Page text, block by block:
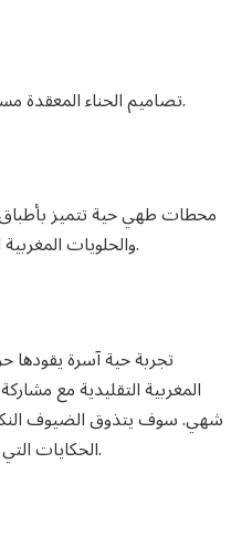
تصاميم الحناء المعقدة مستوحاة من الفن المغربي الأصيل.
محطات طهي حية تتميز
والحلويات المغربية التقليدية، مصحوبة برؤى ثقافية.
تجربة حية آسرة يقودها
المغربية التقليدية مع
شهي. سوف يتذوق الضيوف
الحكايات التي تعيد الحياة إلى التقاليد القديمة.